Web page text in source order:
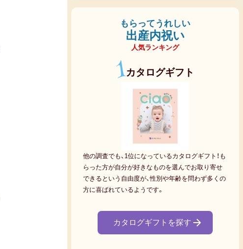
もらってうれしい
出産内祝い
人気ランキング
1カタログギフト
他の調査でも、1位になっているカタログギフト！も
らった方が自分が好きなものを選んでお取り寄せ
できるという自由度が、性別や年齢を問わず多くの
方に喜ばれているようです。
カタログギフトを探す